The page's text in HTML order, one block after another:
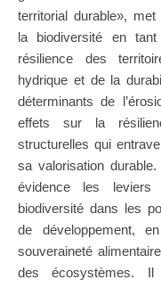
territorial durable»,
la biodiversité en
résilience des
hydrique et de la
déterminants de
effets sur la
structurelles qui
sa valorisation
évidence les
biodiversité dans les
de développement,
souveraineté
des écosystèmes.